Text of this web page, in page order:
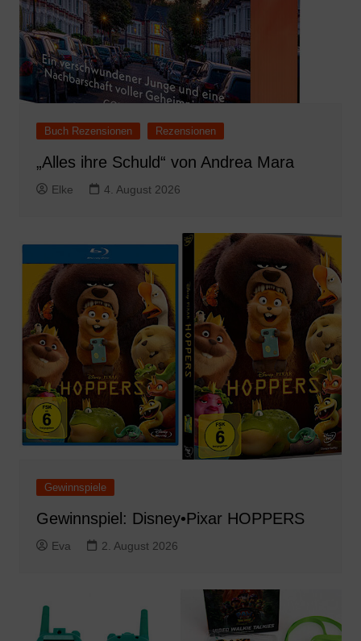
Buch Rezensionen Rezensionen
„Alles ihre Schuld“ von Andrea Mara
Elke 4. August 2026
Gewinnspiele
Gewinnspiel: Disney•Pixar HOPPERS
Eva 2. August 2026